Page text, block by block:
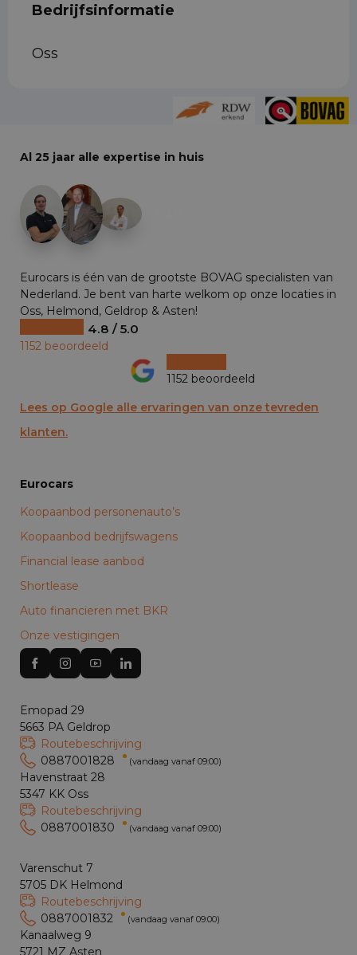
Bedrijfsinformatie
Oss
Al 25 jaar alle expertise in huis
Eurocars is één van de grootste BOVAG specialisten van
Nederland. Je bent van harte welkom op onze locaties in
Oss, Helmond, Geldrop & Asten!
4.8 / 5.0
1152 beoordeeld
1152 beoordeeld
Lees op Google alle ervaringen van onze tevreden
klanten.
Eurocars
Koopaanbod personenauto’s
Koopaanbod bedrijfswagens
Financial lease aanbod
Shortlease
Auto financieren met BKR
Onze vestigingen
Emopad 29
5663 PA Geldrop
Routebeschrijving
0887001828
(vandaag vanaf 09:00)
Havenstraat 28
5347 KK Oss
Routebeschrijving
0887001830
(vandaag vanaf 09:00)
Varenschut 7
5705 DK Helmond
Routebeschrijving
0887001832
(vandaag vanaf 09:00)
Kanaalweg 9
5721 MZ Asten